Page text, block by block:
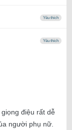
Yêu thích
Yêu thích
điệu rất dễ
người phụ nữ.